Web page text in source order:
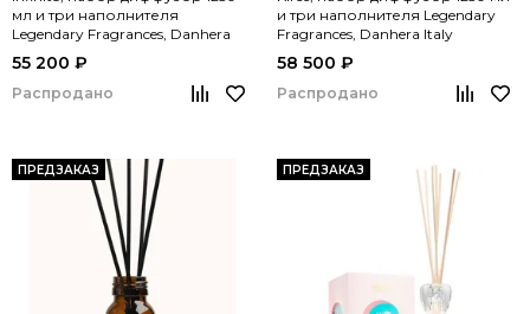
мл и три наполнителя
Legendary Fragrances, Danhera
Italy
55 200 ₽
Распродано
и три наполнителя Legendary
Fragrances, Danhera Italy
58 500 ₽
Распродано
ПРЕДЗАКАЗ ПРЕДЗАКАЗ